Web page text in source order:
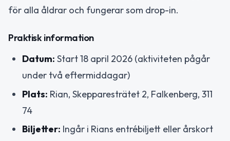
för alla åldrar och fungerar som drop-in.
Praktisk information
Datum: Start 18 april 2026 (aktiviteten pågår
under två eftermiddagar)
Plats: Rian, Skepparesträtet 2, Falkenberg, 311
74
Biljetter: Ingår i Rians entrébiljett eller årskort